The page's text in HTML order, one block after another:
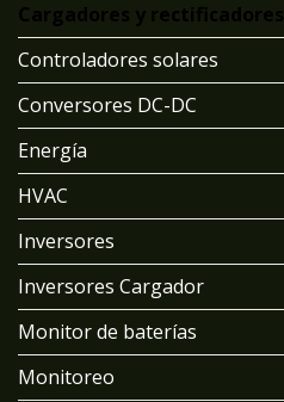
Cargadores y rectificadores
Controladores solares
Conversores DC-DC
Energía
HVAC
Inversores
Inversores Cargador
Monitor de baterías
Monitoreo